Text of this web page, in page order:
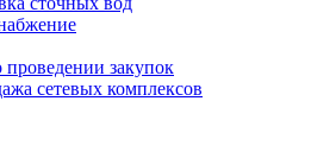
закупок
сетевых комплексов